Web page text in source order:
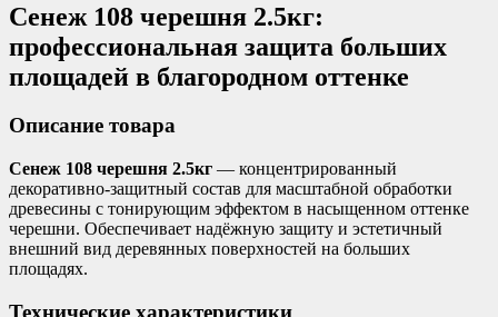
Сенеж 108 черешня 2.5кг:
профессиональная защита больших
площадей в благородном оттенке
Описание товара
Сенеж 108 черешня 2.5кг — концентрированный
декоративно-защитный состав для масштабной обработки
древесины с тонирующим эффектом в насыщенном оттенке
черешни. Обеспечивает надёжную защиту и эстетичный
внешний вид деревянных поверхностей на больших
площадях.
Технические характеристики